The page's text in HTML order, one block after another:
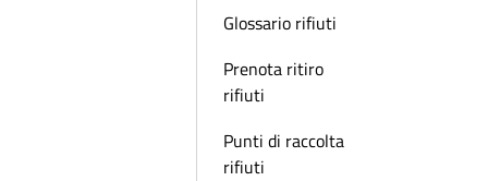
Glossario rifiuti
Prenota ritiro
rifiuti
Punti di raccolta
rifiuti